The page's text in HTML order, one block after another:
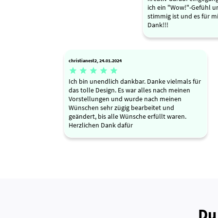
ich ein "Wow!"-Gefühl
stimmig ist und es für
Dank!!!
christianest2, 24.01.2024
    
Ich bin unendlich dankbar. Danke vielmals für
das tolle Design. Es war alles nach meinen
Vorstellungen und wurde nach meinen
Wünschen sehr zügig bearbeitet und
geändert, bis alle Wünsche erfüllt waren.
Herzlichen Dank dafür